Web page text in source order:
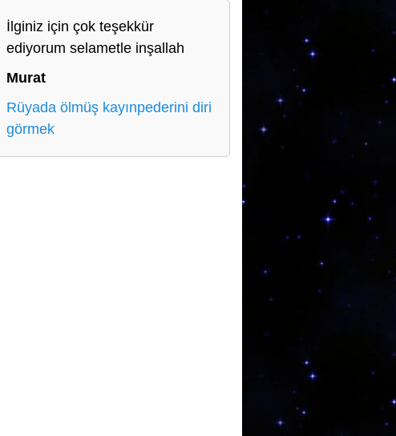
İlginiz için çok teşekkür
ediyorum selametle inşallah
Murat
Rüyada ölmüş kayınpederini diri
görmek